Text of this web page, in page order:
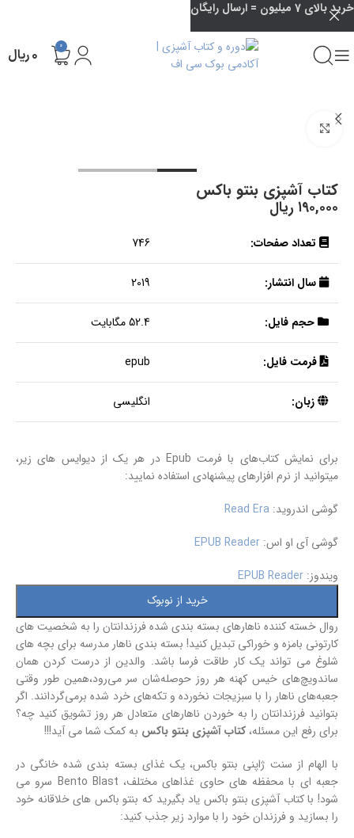
0 ۰ریال
کتاب آشپزی بنتو باکس
۱۹۰,۰۰۰ ریال
تعداد صفحات: 746
سال انتشار: 2019
حجم فایل: 52.4 مگابایت
فرمت فایل: epub
زبان: انگلیسی
برای نمایش کتاب‌های با فرمت Epub در هر یک از دیوایس های زیر،
میتوانید از نرم افزارهای پیشنهادی استفاده نمایید:
گوشی اندروید: Read Era
گوشی آی او اس: EPUB Reader
ویندوز: EPUB Reader
خرید از نوبوک
روال خسته کننده ناهارهای بسته بندی شده فرزندانتان را به شخصیت های
کارتونی بامزه و خوراکی تبدیل کنید! بسته بندی ناهار مدرسه برای بچه های
شلوغ می تواند یک کار طاقت فرسا باشد. والدین از درست کردن همان
ساندویچ‌های خیس کهنه هر روز حوصله‌شان سر می‌رود،همین طور وقتی
جعبه‌های ناهار را با سبزیجات نخورده و تکه‌های خرد شده برمی‌گردانند. اگر
بتوانید فرزندانتان را به خوردن ناهارهای متعادل هر روز تشویق کنید چه؟
برای رفع این مسئله، کتاب آشپزی بنتو باکس به کمک شما می آید!!!
با الهام از سنت ژاپنی بنتو باکس، یک غذای بسته بندی شده خانگی در
جعبه ای با محفظه های حاوی غذاهای مختلف، Bento Blast سرو می
شود! با کتاب آشپزی بنتو باکس یاد بگیرید که بنتو باکس های خلاقانه خود
را بسازید و فرزندان خود را با موارد زیر جذب کنید:
خرید بالای 7 میلیون = ارسال رایگان